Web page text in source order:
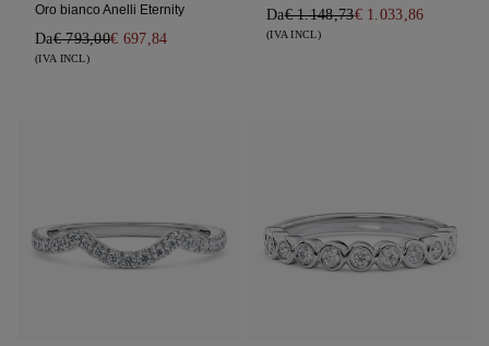
Oro bianco Anelli Eternity
Da€ 793,00€ 697,84
(IVA INCL)
Da€ 1.148,73€ 1.033,86
(IVA INCL)